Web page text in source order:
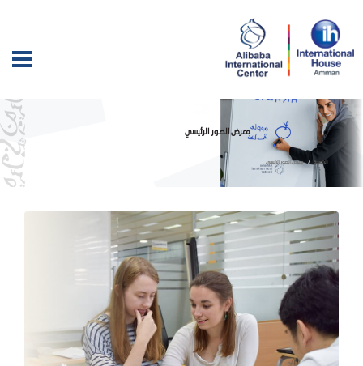
معرض الصور الرئيسي
الرئيسية معرض الصور الرئيسي